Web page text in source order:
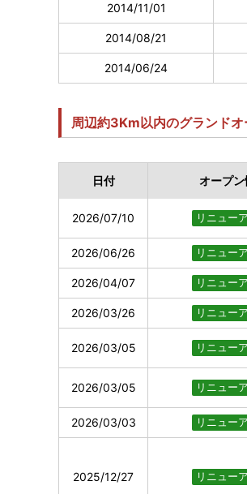
2014/11/01
2014/08/21
2014/06/24
周辺約3Km以内のグランド
日付 オープン
2026/07/10 リニュー
2026/06/26 リニュー
2026/04/07 リニュー
2026/03/26 リニュー
2026/03/05 リニュー
2026/03/05 リニュー
2026/03/03 リニュー
2025/12/27 リニュー